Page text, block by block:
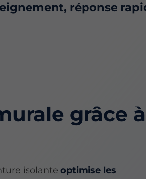
réponse
grâce
isolanteoptimise les